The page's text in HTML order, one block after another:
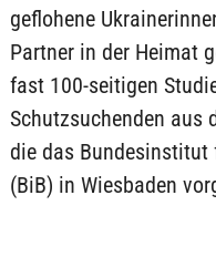
geflohene
Partner in der Heimat
fast 100-seitigen
Schutzsuchenden aus
die das Bundesinstitut
(BiB) in Wiesbaden